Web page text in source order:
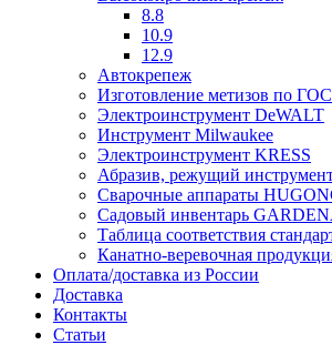
8.8
10.9
12.9
Автокрепеж
Изготовление метизов по
Электроинструмент DeWALT
Инструмент Milwaukee
Электроинструмент KRESS
Абразив, режущий
Сварочные аппараты
Садовый инвентарь
Таблица соответствия
Канатно-веревочная
Оплата/доставка из России
Доставка
Контакты
Статьи